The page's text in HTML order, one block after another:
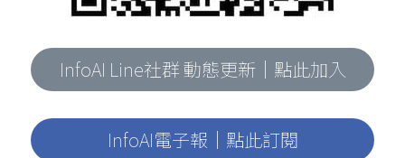
InfoAI Line社群 動態更新｜點此加入
InfoAI電子報｜點此訂閱